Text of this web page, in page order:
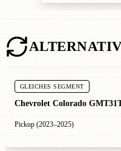
GLEICHES SEGMENT
Chevrolet Colorado
Pickup (2023–2025)